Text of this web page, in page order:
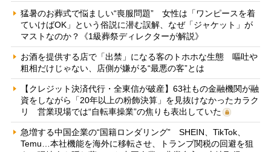
猛暑のお葬式で悩ましい“喪服問題” 女性は「ワンピースを着
ていけばOK」という俗説に潜む誤解、なぜ「ジャケット」が
マストなのか？《1級葬祭ディレクターが解説》
お酒を提供する店で「出禁」になる客のトホホな生態 嘔吐や
粗相だけじゃない、店側が嫌がる“最悪の客”とは
【クレジット決済代行・全東信が破産】63社もの金融機関が融
資をしながら「20年以上の粉飾決算」を見抜けなかったカラク
リ 営業現場では“自転車操業”の焦りも表出していた
急増する中国企業の“国籍ロンダリング” SHEIN、TikTok、
Temu…本社機能を海外に移転させ、トランプ関税の回避を狙